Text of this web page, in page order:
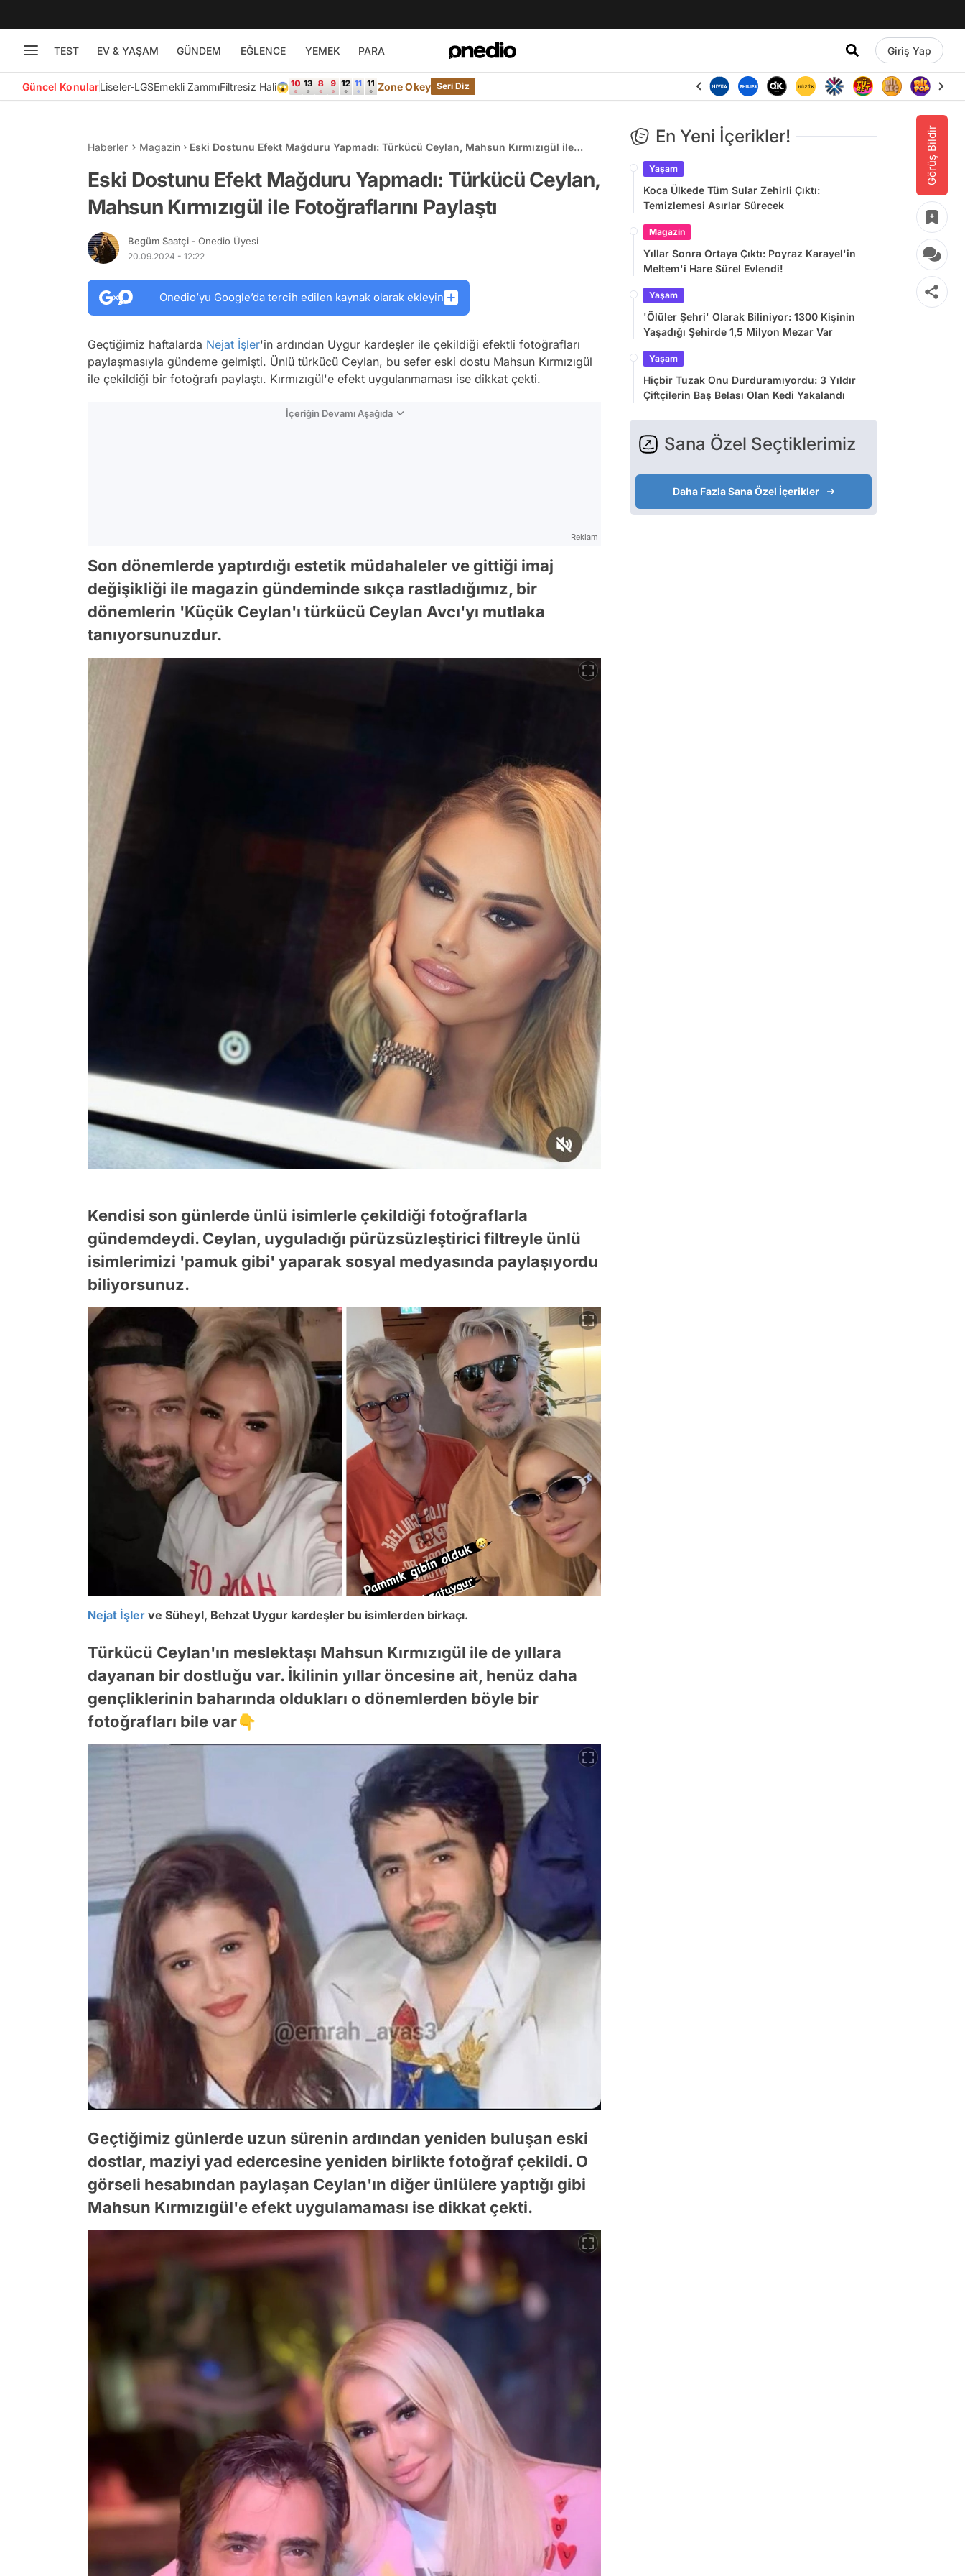
TEST EV & YAŞAM GÜNDEM EĞLENCE YEMEK PARA Giriş Yap
Güncel KonularLiseler-LGSEmekli ZammıFiltresiz Hali😱 Zone Okey Seri Diz
Görüş Bildir
Haberler Magazin
Eski Dostunu Efekt Mağduru Yapmadı: Türkücü Ceylan, Mahsun Kırmızıgül ile
Eski Dostunu Efekt Mağduru Yapmadı: Türkücü Ceylan,
Mahsun Kırmızıgül ile Fotoğraflarını Paylaştı
Begüm Saatçi - Onedio Üyesi
20.09.2024 - 12:22
Onedio’yu Google’da tercih edilen kaynak olarak ekleyin
Geçtiğimiz haftalarda Nejat İşler'in ardından Uygur kardeşler ile çekildiği efektli fotoğrafları
paylaşmasıyla gündeme gelmişti. Ünlü türkücü Ceylan, bu sefer eski dostu Mahsun Kırmızıgül
ile çekildiği bir fotoğrafı paylaştı. Kırmızıgül'e efekt uygulanmaması ise dikkat çekti.
İçeriğin Devamı Aşağıda
Reklam
Son dönemlerde yaptırdığı estetik müdahaleler ve gittiği imaj
değişikliği ile magazin gündeminde sıkça rastladığımız, bir
dönemlerin 'Küçük Ceylan'ı türkücü Ceylan Avcı'yı mutlaka
tanıyorsunuzdur.
Kendisi son günlerde ünlü isimlerle çekildiği fotoğraflarla
gündemdeydi. Ceylan, uyguladığı pürüzsüzleştirici filtreyle ünlü
isimlerimizi 'pamuk gibi' yaparak sosyal medyasında paylaşıyordu
biliyorsunuz.
Nejat İşler ve Süheyl, Behzat Uygur kardeşler bu isimlerden birkaçı.
Türkücü Ceylan'ın meslektaşı Mahsun Kırmızıgül ile de yıllara
dayanan bir dostluğu var. İkilinin yıllar öncesine ait, henüz daha
gençliklerinin baharında oldukları o dönemlerden böyle bir
fotoğrafları bile var👇
Geçtiğimiz günlerde uzun sürenin ardından yeniden buluşan eski
dostlar, maziyi yad edercesine yeniden birlikte fotoğraf çekildi. O
görseli hesabından paylaşan Ceylan'ın diğer ünlülere yaptığı gibi
Mahsun Kırmızıgül'e efekt uygulamaması ise dikkat çekti.
En Yeni İçerikler!
Yaşam
Koca Ülkede Tüm Sular Zehirli Çıktı:
Temizlemesi Asırlar Sürecek
Magazin
Yıllar Sonra Ortaya Çıktı: Poyraz Karayel'in
Meltem'i Hare Sürel Evlendi!
Yaşam
'Ölüler Şehri' Olarak Biliniyor: 1300 Kişinin
Yaşadığı Şehirde 1,5 Milyon Mezar Var
Yaşam
Hiçbir Tuzak Onu Durduramıyordu: 3 Yıldır
Çiftçilerin Baş Belası Olan Kedi Yakalandı
Sana Özel Seçtiklerimiz
Daha Fazla Sana Özel İçerikler